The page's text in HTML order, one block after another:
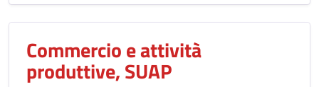
Commercio e attività
produttive, SUAP